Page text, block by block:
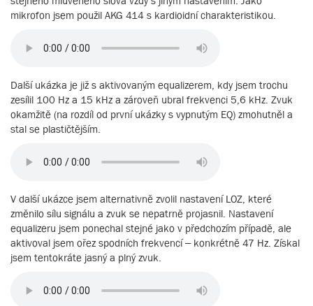
mikrofon jsem použil AKG 414 s kardioidní charakteristikou.
Další ukázka je již s aktivovaným equalizerem, kdy jsem trochu
zesílil 100 Hz a 15 kHz a zároveň ubral frekvenci 5,6 kHz. Zvuk
okamžitě (na rozdíl od první ukázky s vypnutým EQ) zmohutněl a
stal se plastičtějším.
V další ukázce jsem alternativně zvolil nastavení LOZ, které
změnilo sílu signálu a zvuk se nepatrně projasnil. Nastavení
equalizeru jsem ponechal stejné jako v předchozím případě, ale
aktivoval jsem ořez spodních frekvencí – konkrétně 47 Hz. Získal
jsem tentokráte jasný a plný zvuk.